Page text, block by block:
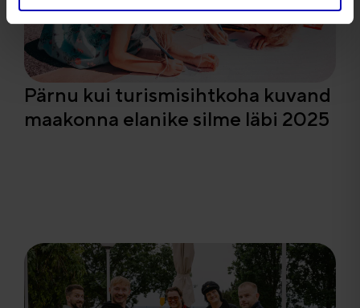
Pärnu kui turismisihtkoha kuvand
maakonna elanike silme läbi 2025